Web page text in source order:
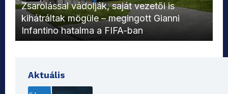
Zsarolással vádolják, saját vezetői is
kihátráltak mögüle – megingott Gianni
Infantino hatalma a FIFA-ban
Aktuális